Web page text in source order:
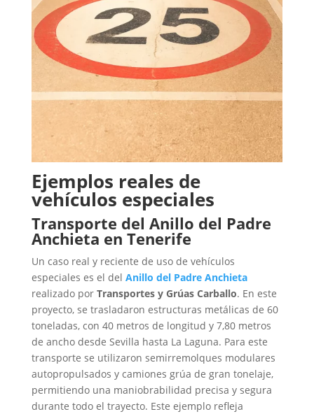
Ejemplos reales de
vehículos especiales
Transporte del Anillo del Padre
Anchieta en Tenerife
Un caso real y reciente de uso de vehículos
especiales es el del Anillo del Padre Anchieta
realizado por Transportes y Grúas Carballo. En este
proyecto, se trasladaron estructuras metálicas de 60
toneladas, con 40 metros de longitud y 7,80 metros
de ancho desde Sevilla hasta La Laguna. Para este
transporte se utilizaron semirremolques modulares
autopropulsados y camiones grúa de gran tonelaje,
permitiendo una maniobrabilidad precisa y segura
durante todo el trayecto. Este ejemplo refleja